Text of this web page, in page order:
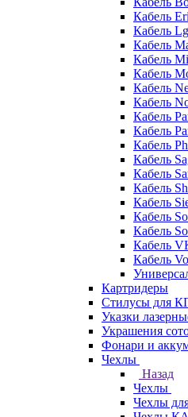
Кабель
Кабель Lg
Кабель
Кабель
Кабель
Кабель
Кабель
Кабель
Кабель
Кабель
Кабель
Кабель
Кабель
Кабель
Кабель
Кабель
Кабель
Кабель
Картридеры
Стилусы для
Указки
Украшения
Фонари и
Чехлы
Назад
Чехлы
Чехлы